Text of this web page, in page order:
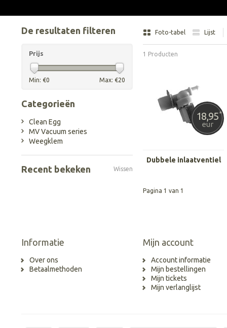
Foto-tabel Lijst
1 Producten
18,95*
eur
Dubbele inlaatventiel
Pagina 1 van 1
De resultaten filteren
Prijs
Min: €0 Max: €20
Categorieën
Clean Egg
MV Vacuum series
Weegklem
Recent bekeken Wissen
Informatie
Over ons
Betaalmethoden
Mijn account
Account informatie
Mijn bestellingen
Mijn tickets
Mijn verlanglijst